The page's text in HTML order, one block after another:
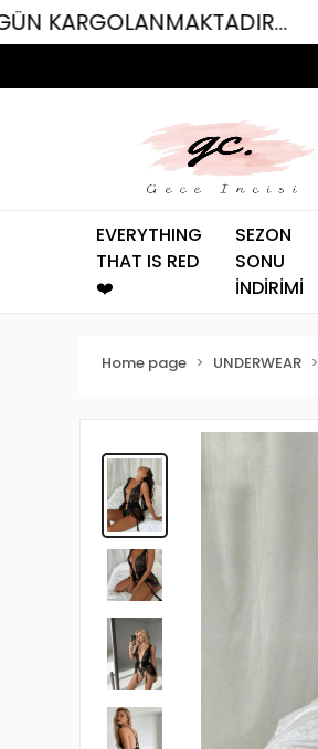
HAFTA İÇİ
EVERYTHING
THAT IS RED
❤️
SEZON
SONU
İNDİRİMİ
Home page UNDERWEAR